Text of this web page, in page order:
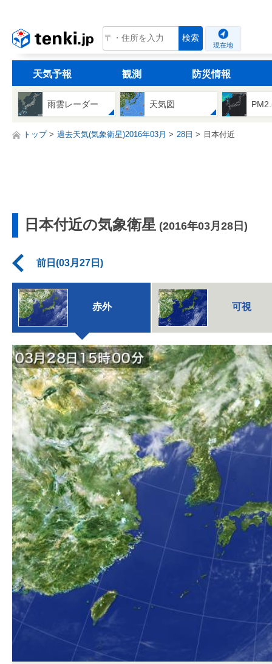
tenki.jp 検索
現在地
天気予報 観測 防災情報
雨雲レーダー 天気図
トップ 過去天気(気象衛星)2016年03月 28日 日本付近
日本付近の気象衛星 (2016年03月28日)
前日(03月27日)
赤外 可視